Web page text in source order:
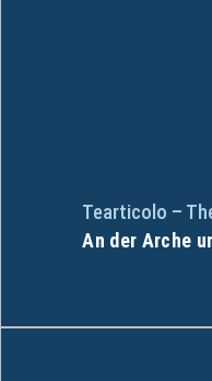
Tearticolo –
An der Arche